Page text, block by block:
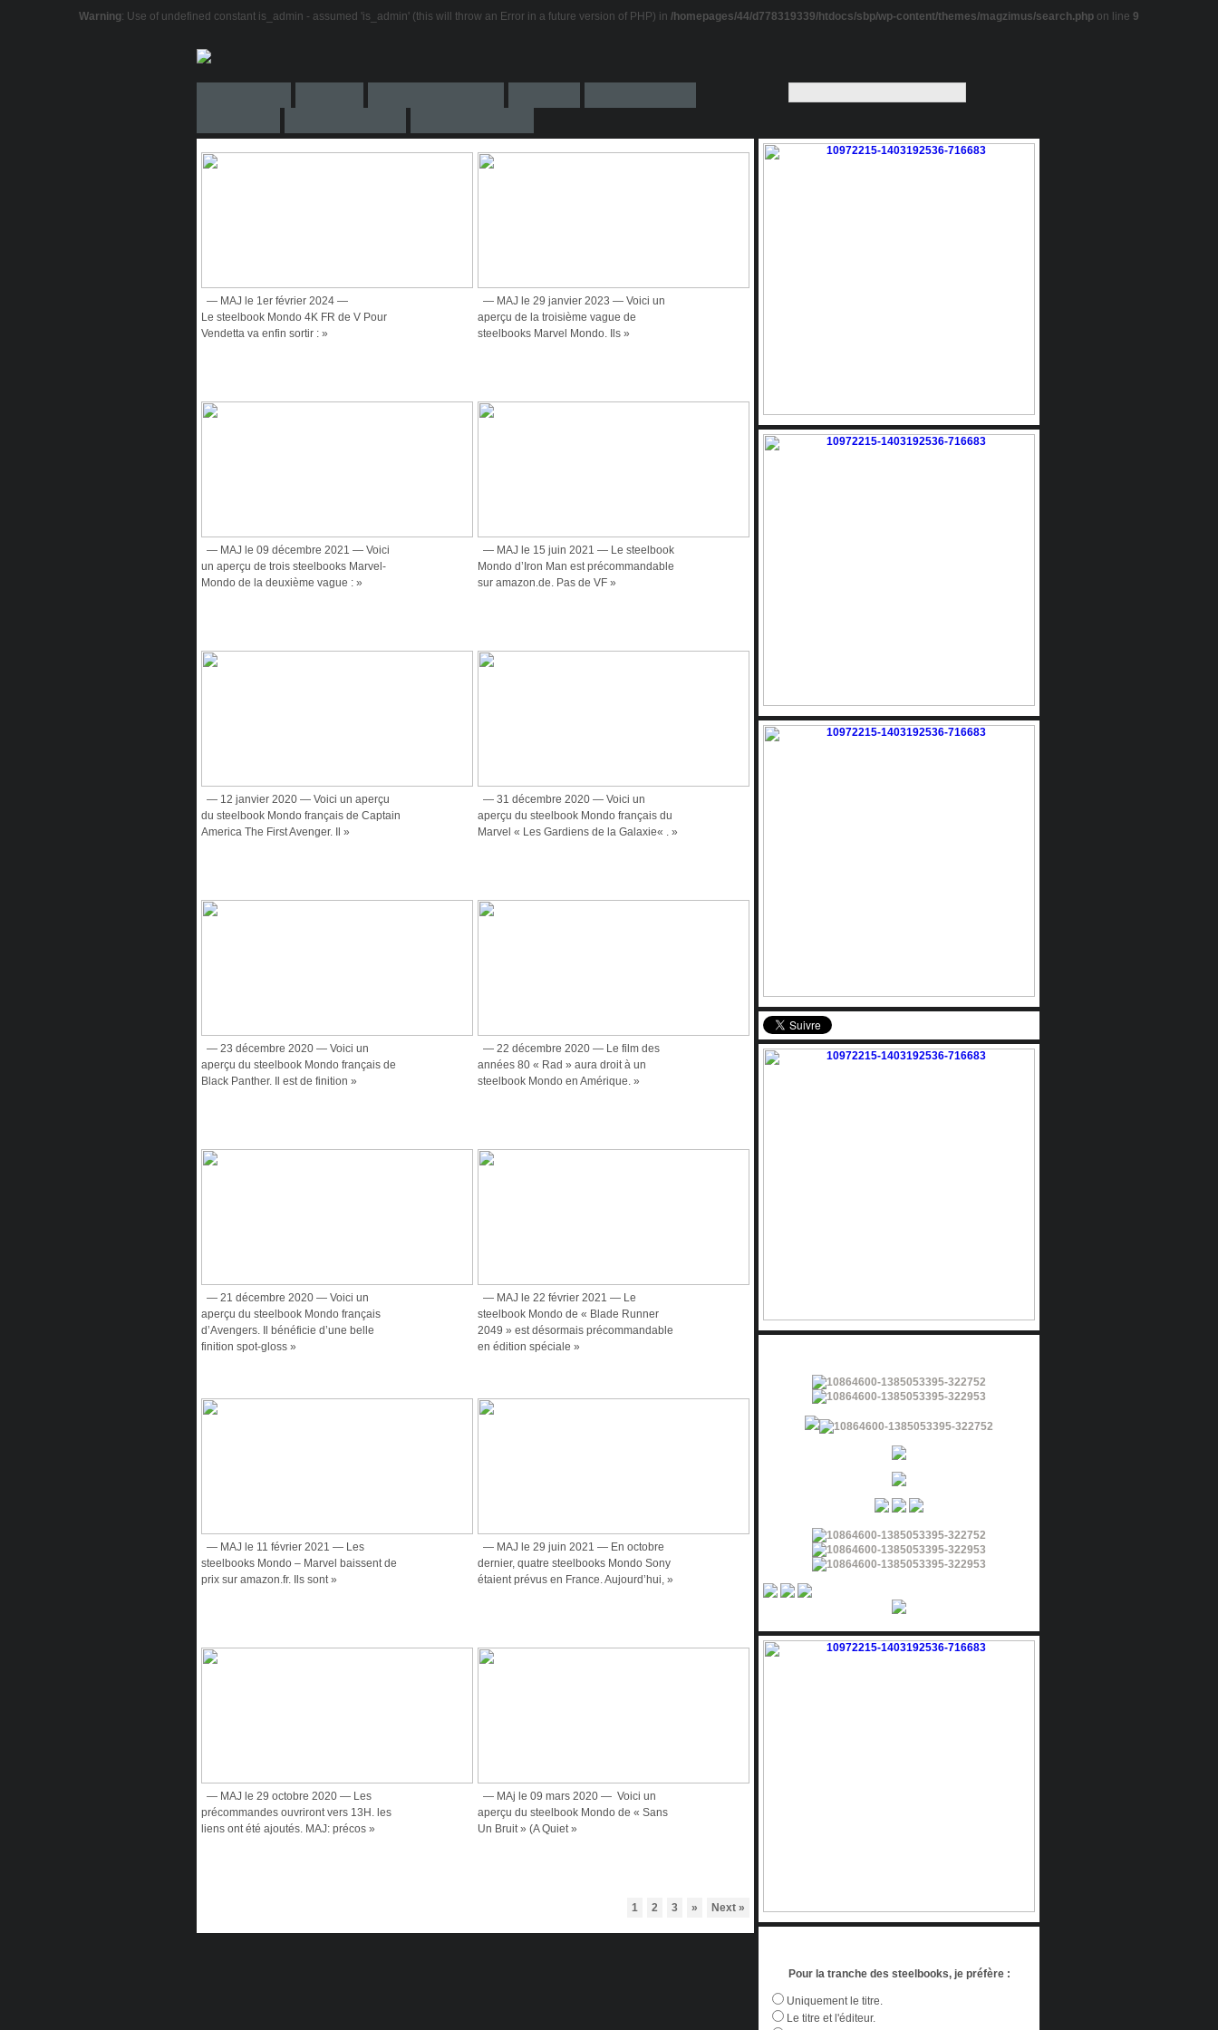
Warning: Use of undefined constant is_admin - assumed 'is_admin' (this will throw an Error in a future version of PHP) in /homepages/44/d778319339/htdocs/sbp/wp-content/themes/magzimus/search.php on line 9
— MAJ le 1er février 2024 —
Le steelbook Mondo 4K FR de V Pour
Vendetta va enfin sortir : »
— MAJ le 29 janvier 2023 — Voici un
aperçu de la troisième vague de
steelbooks Marvel Mondo. Ils »
— MAJ le 09 décembre 2021 — Voici
un aperçu de trois steelbooks Marvel-
Mondo de la deuxième vague : »
— MAJ le 15 juin 2021 — Le steelbook
Mondo d’Iron Man est précommandable
sur amazon.de. Pas de VF »
— 12 janvier 2020 — Voici un aperçu
du steelbook Mondo français de Captain
America The First Avenger. Il »
— 31 décembre 2020 — Voici un
aperçu du steelbook Mondo français du
Marvel « Les Gardiens de la Galaxie« . »
— 23 décembre 2020 — Voici un
aperçu du steelbook Mondo français de
Black Panther. Il est de finition »
— 22 décembre 2020 — Le film des
années 80 « Rad » aura droit à un
steelbook Mondo en Amérique. »
— 21 décembre 2020 — Voici un
aperçu du steelbook Mondo français
d’Avengers. Il bénéficie d’une belle
finition spot-gloss »
— MAJ le 22 février 2021 — Le
steelbook Mondo de « Blade Runner
2049 » est désormais précommandable
en édition spéciale »
— MAJ le 11 février 2021 — Les
steelbooks Mondo – Marvel baissent de
prix sur amazon.fr. Ils sont »
— MAJ le 29 juin 2021 — En octobre
dernier, quatre steelbooks Mondo Sony
étaient prévus en France. Aujourd’hui, »
— MAJ le 29 octobre 2020 — Les
précommandes ouvriront vers 13H. les
liens ont été ajoutés. MAJ: précos »
— MAj le 09 mars 2020 — Voici un
aperçu du steelbook Mondo de « Sans
Un Bruit » (A Quiet »
1 2 3 » Next »
Pour la tranche des steelbooks, je préfère :
Uniquement le titre.
Le titre et l'éditeur.